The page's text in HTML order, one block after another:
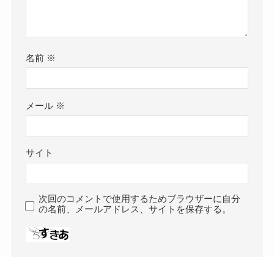
名前 ※
メール ※
サイト
次回のコメントで使用するためブラウザーに自分
の名前、メールアドレス、サイトを保存する。